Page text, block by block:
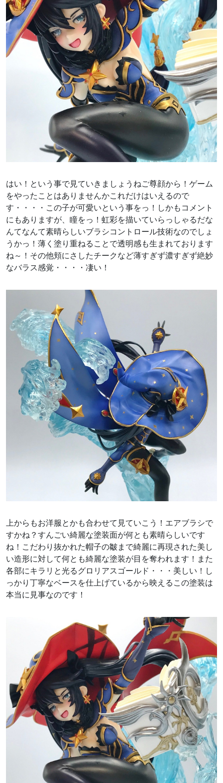
はい！という事で見ていきましょうねご尊顔から！ゲーム
をやったことはありませんかこれだけはいえるので
す・・・・この子が可愛いという事をっ！しかもコメント
にもありますが、瞳をっ！虹彩を描いていらっしゃるだな
んてなんて素晴らしいブラシコントロール技術なのでしょ
うかっ！薄く塗り重ねることで透明感も生まれております
ね～！その他頬にさしたチークなど薄すぎず濃すぎず絶妙
なバラス感覚・・・・凄い！
上からもお洋服とかも合わせて見ていこう！エアブラシで
すかね？すんごい綺麗な塗装面が何とも素晴らしいです
ね！こだわり抜かれた帽子の皺まで綺麗に再現された美し
い造形に対して何とも綺麗な塗装が目を奪われます！また
各部にキラリと光るグロリアスゴールド・・・美しい！し
っかり丁寧なベースを仕上げているから映えるこの塗装は
本当に見事なのです！